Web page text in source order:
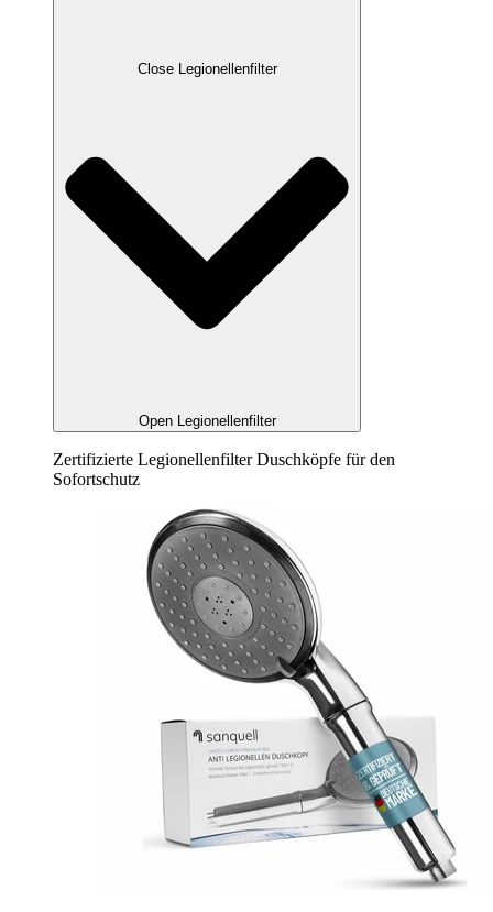
Close Legionellenfilter
Open Legionellenfilter
Zertifizierte Legionellenfilter Duschköpfe für den
Sofortschutz